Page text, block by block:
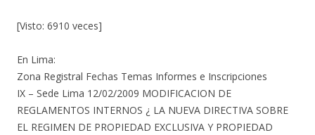
[Visto: 6910 veces]
En Lima:
Zona Registral Fechas Temas Informes e Inscripciones
IX – Sede Lima 12/02/2009 MODIFICACION DE
REGLAMENTOS INTERNOS ¿ LA NUEVA DIRECTIVA SOBRE
EL REGIMEN DE PROPIEDAD EXCLUSIVA Y PROPIEDAD